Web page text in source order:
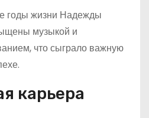
годы жизни Надежды
музыкой и
что сыграло важную
карьера